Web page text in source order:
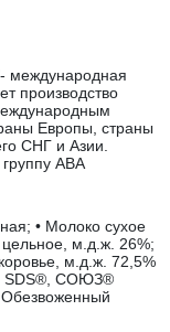
производство
Европы, страны
СНГ и Азии.
ABA
• Молоко сухое
м.д.ж. 26%;
м.д.ж. 72,5%
SDS®, СОЮЗ®